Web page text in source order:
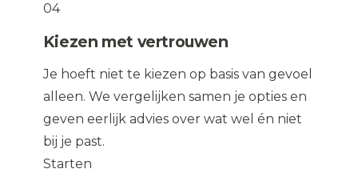
04
Kiezen met vertrouwen
Je hoeft niet te kiezen op basis van gevoel
alleen. We vergelijken samen je opties en
geven eerlijk advies over wat wel én niet
bij je past.
Starten